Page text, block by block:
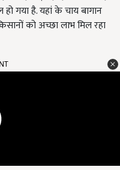
हो गया है. यहां के चाय बागान
को अच्छा लाभ मिल रहा